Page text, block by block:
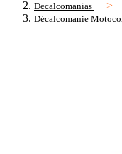
Decalcomanias
Décalcomanie